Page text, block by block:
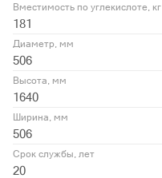
Вместимость по углекислоте, кг
181
Диаметр, мм
506
Высота, мм
1640
Ширина, мм
506
Срок службы, лет
20